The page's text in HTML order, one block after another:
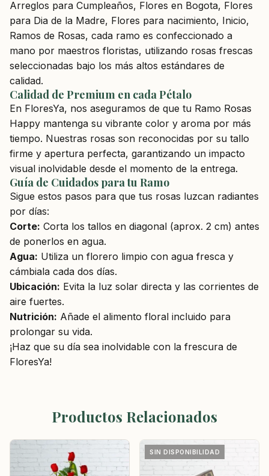
Arreglos para Cumpleaños, Flores en Bogota, Flores
para Dia de la Madre, Flores para nacimiento, Inicio,
Ramos de Rosas, cada ramo es confeccionado a
mano por maestros floristas, utilizando rosas frescas
seleccionadas bajo los más altos estándares de
calidad.
Calidad de Premium en cada Pétalo
En FloresYa, nos aseguramos de que tu Ramo Rosas
Happy mantenga su vibrante color y aroma por más
tiempo. Nuestras rosas son reconocidas por su tallo
firme y apertura perfecta, garantizando un impacto
visual inolvidable desde el momento de la entrega.
Guía de Cuidados para tu Ramo
Sigue estos pasos para que tus rosas luzcan radiantes
por días:
Corte: Corta los tallos en diagonal (aprox. 2 cm) antes
de ponerlos en agua.
Agua: Utiliza un florero limpio con agua fresca y
cámbiala cada dos días.
Ubicación: Evita la luz solar directa y las corrientes de
aire fuertes.
Nutrición: Añade el alimento floral incluido para
prolongar su vida.
¡Haz que su día sea inolvidable con la frescura de
FloresYa!
Productos Relacionados
SIN DISPONIBILIDAD